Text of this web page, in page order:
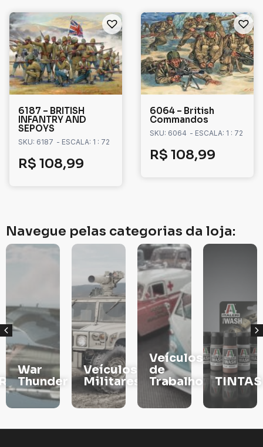
6187 – BRITISH
INFANTRY AND
SEPOYS
SKU: 6187 - ESCALA: 1 : 72
R$ 108,99
6064 – British
Commandos
SKU: 6064 - ESCALA: 1 : 72
R$ 108,99
Navegue pelas categorias da loja:
War
Thunder
Veículos
Militares
Veículos
de
Trabalho
TINTAS